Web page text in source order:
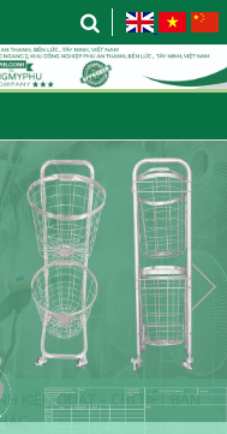
KIỆN QUẠT – CHI TIẾT BÁN